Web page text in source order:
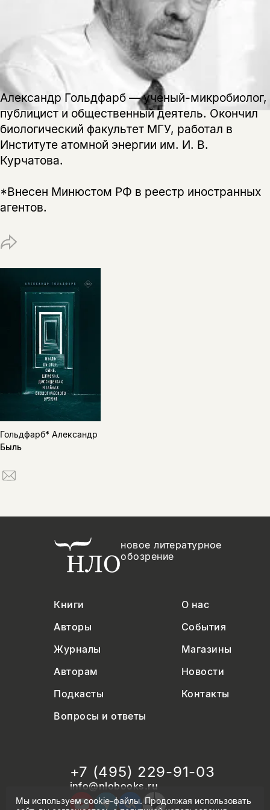
Александр Гольдфарб — ученый-микробиолог,
публицист и общественный деятель. Окончил
биологический факультет МГУ, работал в
Институте атомной энергии им. И. В.
Курчатова.
*Внесен Минюстом РФ в реестр иностранных
агентов.
Гольдфарб* Александр
Быль
новое литературное
обозрение
Книги
О нас
Авторы
События
Журналы
Магазины
Авторам
Новости
Подкасты
Контакты
Вопросы и ответы
+7 (495) 229-91-03
info@nlobooks.ru
Поделиться
За подписку дарим промокод на
скидку 15%
Я соглашаюсь сПолитикой конфиденциальности
подписаться
на склад получить письмо на указанный
электронный адрес.
Я соглашаюсь сПолитикой конфиденциальности
подписаться
Эта книга
не предназначена для
несовершеннолетних
Скажите, пожалуйста,
вам уже исполнилось 18 лет?
да
Мы используем cookie-файлы. Продолжая использовать